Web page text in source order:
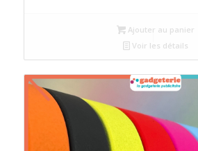
Ajouter au panier
Voir les détails